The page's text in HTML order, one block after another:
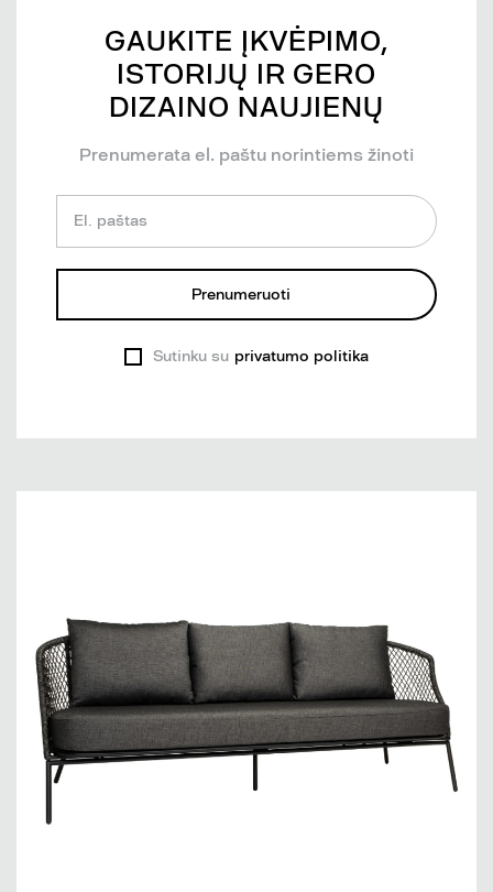
GAUKITE ĮKVĖPIMO,
ISTORIJŲ IR GERO
DIZAINO NAUJIENŲ
Prenumerata el. paštu norintiems žinoti
El. paštas
Prenumeruoti
Sutinku su privatumo politika